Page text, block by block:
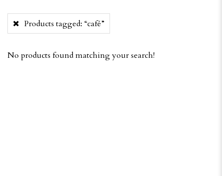
Products tagged: “café”
No products found matching your search!